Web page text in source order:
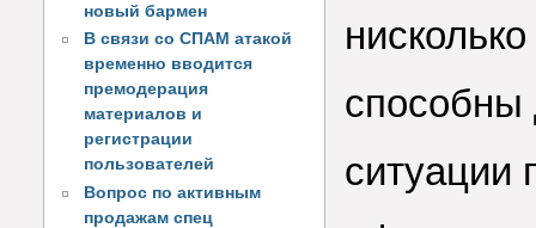
новый бармен
В связи со СПАМ атакой
временно вводится
премодерация
материалов и
регистрации
пользователей
Вопрос по активным
продажам спец
способны
ситуации